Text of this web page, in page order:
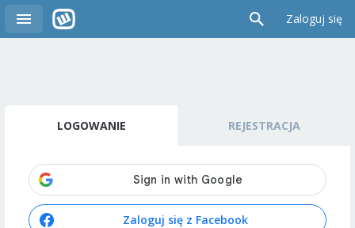
Zaloguj się
LOGOWANIE REJESTRACJA
Zaloguj się z Facebook